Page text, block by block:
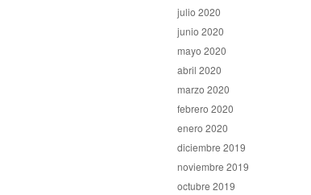
julio 2020
junio 2020
mayo 2020
abril 2020
marzo 2020
febrero 2020
enero 2020
diciembre 2019
noviembre 2019
octubre 2019